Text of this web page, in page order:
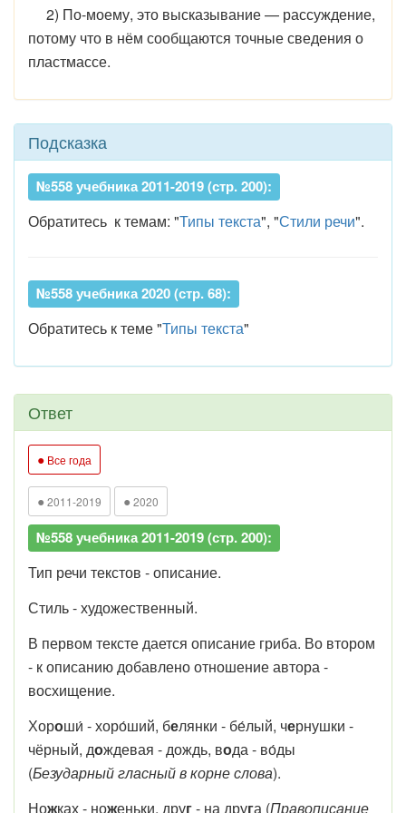
2) По-моему, это высказывание — рассуждение,
потому что в нём сообщаются точные сведения о
пластмассе.
Подсказка
№558 учебника 2011-2019 (стр. 200):
Обратитесь к темам: "Типы текста", "Стили речи".
№558 учебника 2020 (стр. 68):
Обратитесь к теме "Типы текста"
Ответ
● Все года
● 2011-2019 ● 2020
№558 учебника 2011-2019 (стр. 200):
Тип речи текстов - описание.
Стиль - художественный.
В первом тексте дается описание гриба. Во втором
- к описанию добавлено отношение автора -
восхищение.
Хороши́ - хоро́ший, белянки - бе́лый, чернушки -
чёрный, дождевая - дождь, вода - во́ды
(Безударный гласный в корне слова).
Ножках - ноженьки, друг- на друга (Правописание